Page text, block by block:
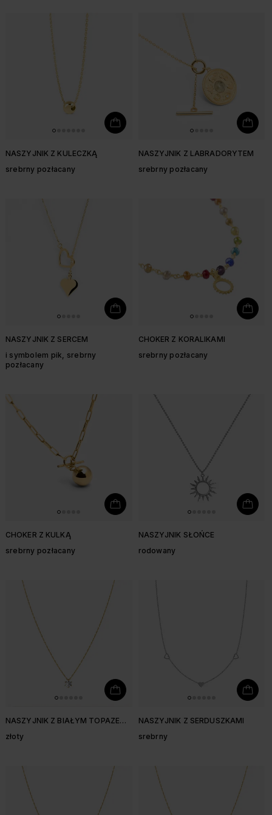
NASZYJNIK Z KULECZKĄ
srebrny pozłacany
NASZYJNIK Z LABRADORYTEM
srebrny pozłacany
NASZYJNIK Z SERCEM
i symbolem pik, srebrny
pozłacany
CHOKER Z KORALIKAMI
srebrny pozłacany
CHOKER Z KULKĄ
srebrny pozłacany
NASZYJNIK SŁOŃCE
rodowany
NASZYJNIK Z BIAŁYM TOPAZEM
złoty
NASZYJNIK Z SERDUSZKAMI
srebrny